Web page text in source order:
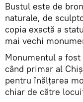
Bustul este de
naturale, de
copia exactă a
mai vechi
Monumentul a
când primar al
pentru înălțarea
chiar de către